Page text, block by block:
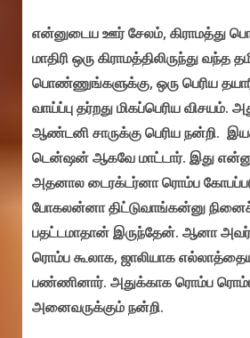
என்னுடைய ஊர் சேலம்,
மாதிரி ஒரு கிராமத்திலிருந்து வந்த
பொண்ணுங்களுக்கு, ஒரு பெரிய
வாய்ப்பு தர்றது மிகப்பெரிய விசயம்.
ஆண்டனி சாருக்கு பெரிய நன்றி.
டென்ஷன் ஆகவே மாட்டார். இது
அதனால டைரக்டர்னா ரொம்ப
போகலன்னா திட்டுவாங்கன்னு
பதட்டமாதான் இருந்தேன். ஆனா அவர்
ரொம்ப கூலாக, ஜாலியாக
பண்ணினார். அதுக்காக ரொம்ப
அனைவருக்கும் நன்றி.